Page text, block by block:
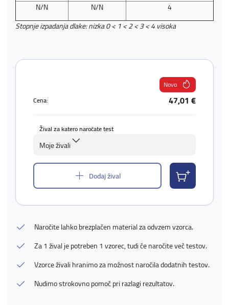
N/N
N/N
4
Stopnje izpadanja dlake: nizka 0 < 1 < 2 < 3 < 4 visoka
Novo
Cena:
47,01 €
Žival za katero naročate test
Moje živali
Dodaj žival
Naročite lahko brezplačen material za odvzem vzorca.
Za 1 žival je potreben 1 vzorec, tudi če naročite več testov.
Vzorce živali hranimo za možnost naročila dodatnih testov.
Nudimo strokovno pomoč pri razlagi rezultatov.